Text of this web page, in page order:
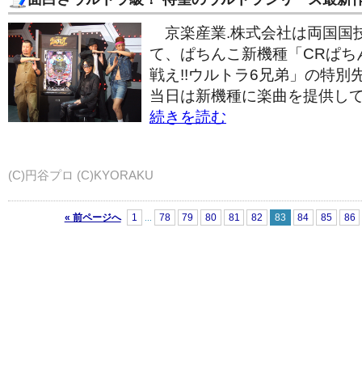
京楽産業.株式会社は両国国
て、ぱちんこ新機種「CRぱ
戦え!!ウルトラ6兄弟」の特別
当日は新機種に楽曲を提供し
続きを読む
(C)円谷プロ (C)KYORAKU
« 前ページへ 1 78 79 80 81 82 83 84 85 86